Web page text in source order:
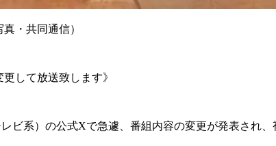
・共同通信）
して放送致します》
系）の公式Xで急遽、番組内容の変更が発表され、